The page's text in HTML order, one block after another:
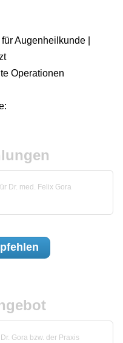
Augenheilkunde |
Operationen
Dr. med. Felix Gora
Gora bzw. der Praxis